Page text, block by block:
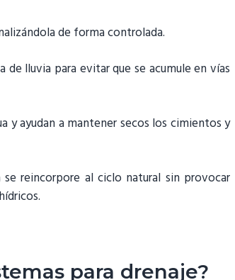
de forma controlada.
lluvia para evitar que se acumule en vías
y ayudan a mantener secos los cimientos y
reincorpore al ciclo natural sin provocar
para drenaje?